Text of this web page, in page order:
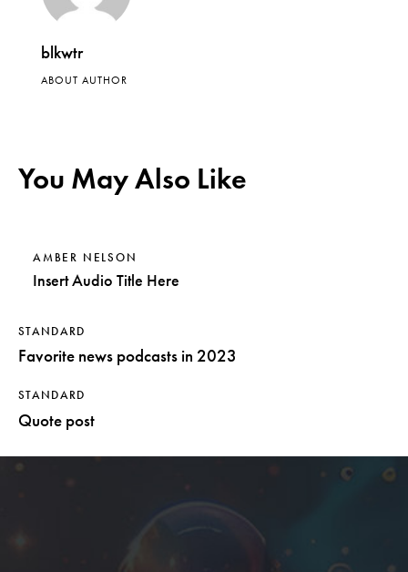
blkwtr
ABOUT AUTHOR
You May Also Like
AMBER NELSON
Insert Audio Title Here
STANDARD
Favorite news podcasts in 2023
STANDARD
Quote post